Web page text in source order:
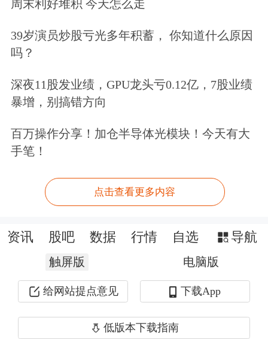
为实现这一点，豆包手机助手结合了硬
件级安全能力。在安全硬件中运行敏感
操作，实现数据与系统的隔离。同时，
即使数据需上传云端，也会在端侧先进
行二次加密，密钥在一次会话后立即销
毁，实现“端到端”的加密保护。
架构方面，豆包手机助手试图在功能实
现与隐私保护之间取得平衡，尤其在高
敏感操作（如金融支付、健康数据、权
限管理）中要求用户二次确认，体现
周末利好堆积 今天怎么走
39岁演员炒股亏光多年积蓄， 你知道什么原因
吗？
深夜11股发业绩，GPU龙头亏0.12亿，7股业绩
暴增，别搞错方向
百万操作分享！加仓半导体光模块！今天有大
手笔！
点击查看更多内容
资讯 股吧 数据 行情 自选 导航
触屏版 电脑版
给网站提点意见 下载App
低版本下载指南